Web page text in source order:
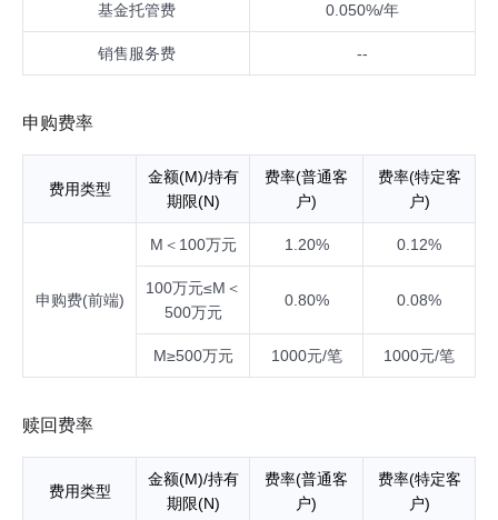
基金托管费 0.050%/年
销售服务费 --
申购费率
费用类型
金额(M)/持有
期限(N)
费率(普通客
户)
费率(特定客
户)
申购费(前端)
M＜100万元 1.20% 0.12%
100万元≤M＜
500万元
0.80% 0.08%
M≥500万元 1000元/笔 1000元/笔
赎回费率
费用类型
金额(M)/持有
期限(N)
费率(普通客
户)
费率(特定客
户)